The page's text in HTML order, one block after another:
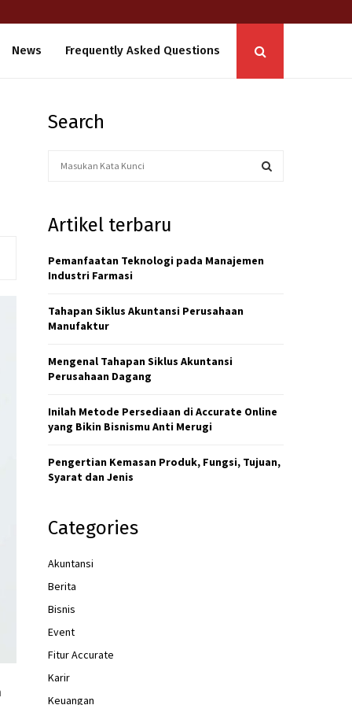
News Frequently Asked Questions
Search
c
f
o
:
A
Artikel terbaru
Pemanfaatan Teknologi pada Manajemen
Industri Farmasi
Tahapan Siklus Akuntansi Perusahaan
Manufaktur
Mengenal Tahapan Siklus Akuntansi
Perusahaan Dagang
Inilah Metode Persediaan di Accurate Online
yang Bikin Bisnismu Anti Merugi
Pengertian Kemasan Produk, Fungsi, Tujuan,
Syarat dan Jenis
Categories
Akuntansi
Berita
Bisnis
Event
Fitur Accurate
Karir
Keuangan